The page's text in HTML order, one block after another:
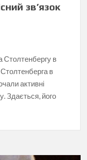
зв’язок
Столтенбергу в
в
активні
Здається, його